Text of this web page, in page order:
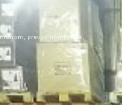
, prevoz nameštaja,